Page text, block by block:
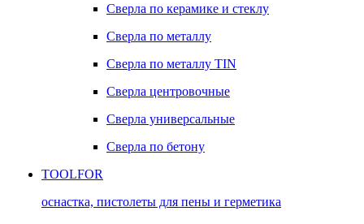
Сверла по керамике и стеклу
Сверла по металлу
Сверла по металлу TIN
Сверла центровочные
Сверла универсальные
Сверла по бетону
TOOLFOR
оснастка, пистолеты для пены и герметика